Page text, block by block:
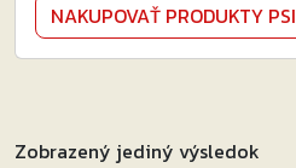
NAKUPOVAŤ PRODUKTY PSI
Zobrazený jediný výsledok